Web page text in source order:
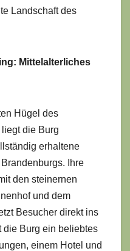
Landschaft des
Mittelalterliches
Hügel des
die Burg
erhaltene
Ihre
den steinernen
und dem
Besucher direkt ins
die Burg ein beliebtes
einem Hotel und